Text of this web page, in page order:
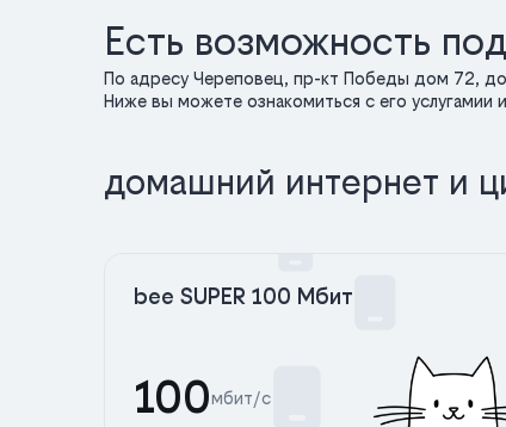
Есть возможность
По адресу Череповец, пр-кт Победы дом 72,
Ниже вы можете ознакомиться с его услугамии
домашний интернет и
bee SUPER 100 Мбит
100мбит/с